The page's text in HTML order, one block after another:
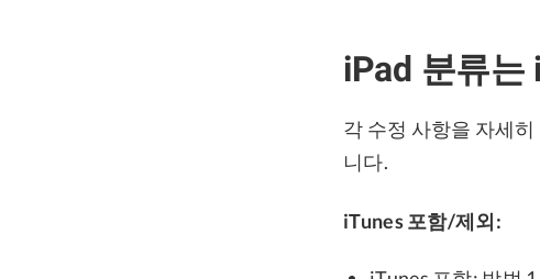
iPad 분류는
각 수정 사항을 자세
니다.
iTunes 포함/제외: